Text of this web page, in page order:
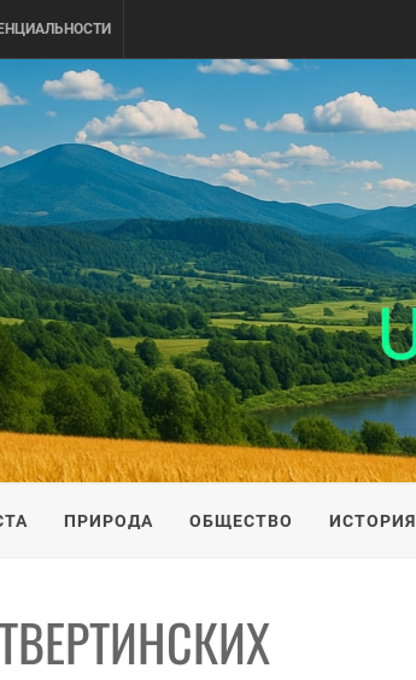
IS
ПРИРОДА ОБЩЕСТВО ИСТОРИЯ